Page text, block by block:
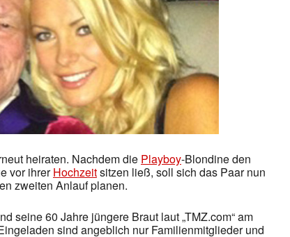
heiraten. Nachdem die Playboy-Blondine den
vor ihrerHochzeitsitzen ließ, soll sich das Paar nun
zweiten Anlauf planen.
seine 60 Jahre jüngere Braut laut „TMZ.com“ am
sind angeblich nur Familienmitglieder und